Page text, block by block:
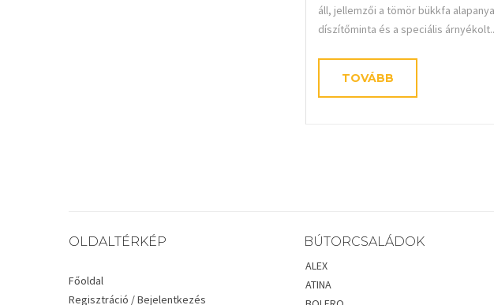
áll, jellemzői a tömör bükkfa
díszítőminta és a speciális
TOVÁBB
BÚTORCSALÁDOK
OLDALTÉRKÉP
Főoldal
Regisztráció / Bejelentkezés
ALEX
ATINA